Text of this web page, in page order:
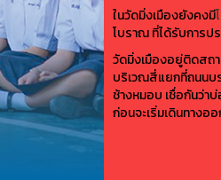
ในวัดมิ่งเมืองยังคงมี
โบราณ ที่ได้รับการ
วัดมิ่งเมืองอยู่ติดสถ
บริเวณสี่แยกที่ถนนบ
ช้างหมอบ เชื่อกันว่า
ก่อนจะเริ่มเดินทางอ